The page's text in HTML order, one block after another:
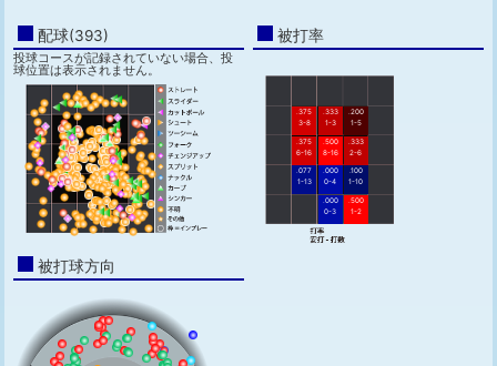
配球(393)
投球コースが記録されていない場合、投
球位置は表示されません。
被打率
.375
3-8
.333
1-3
.200
1-5
.375
6-16
.500
8-16
.333
2-6
.077
1-13
.000
0-4
.100
1-10
.000
0-3
.500
1-2
被打球方向